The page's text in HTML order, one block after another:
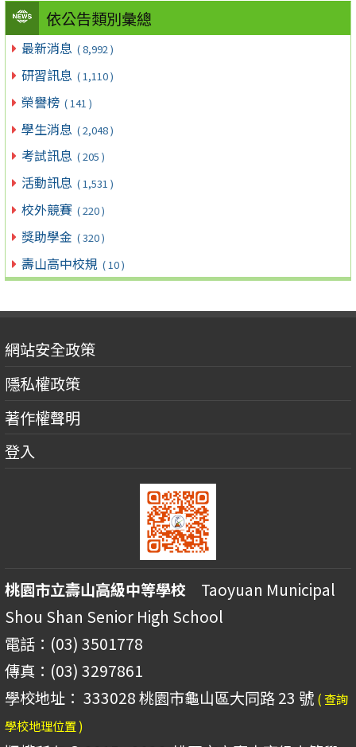
依公告類別彙總
最新消息 ( 8,992 )
研習訊息 ( 1,110 )
榮譽榜 ( 141 )
學生消息 ( 2,048 )
考試訊息 ( 205 )
活動訊息 ( 1,531 )
校外競賽 ( 220 )
獎助學金 ( 320 )
壽山高中校規 ( 10 )
網站安全政策
隱私權政策
著作權聲明
登入
桃園市立壽山高級中等學校 Taoyuan Municipal
Shou Shan Senior High School
電話：(03) 3501778
傳真：(03) 3297861
學校地址： 333028 桃園市龜山區大同路 23 號 ( 查詢
學校地理位置 )